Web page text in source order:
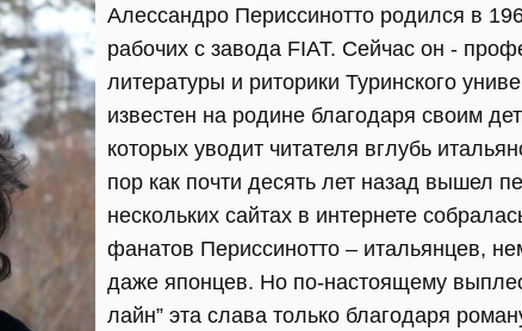
Алессандро Периссинотто родился в
рабочих с завода FIAT. Сейчас он -
литературы и риторики Туринского
известен на родине благодаря своим
которых уводит читателя вглубь
пор как почти десять лет назад вышел
нескольких сайтах в интернете
фанатов Периссинотто – итальянцев,
даже японцев. Но по-настоящему
лайн” эта слава только благодаря